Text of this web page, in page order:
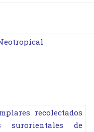
recolectados
de